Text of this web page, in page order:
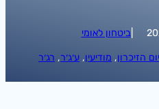
|ביטחון לאומי
יום הזיכרון, מודיעין, ע׳ג׳ר, רג׳ר